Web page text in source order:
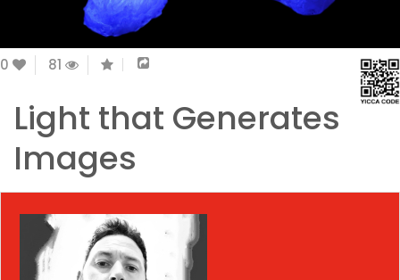
0 81
Light that Generates
Images